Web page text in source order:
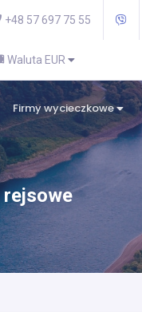
+48 57 697 75 55
Waluta EUR
Firmy wycieczkowe